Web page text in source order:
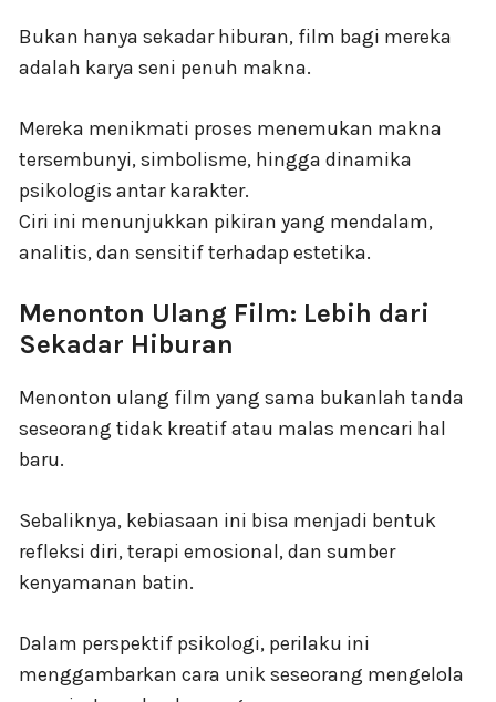
Bukan hanya sekadar hiburan, film bagi mereka
adalah karya seni penuh makna.
Mereka menikmati proses menemukan makna
tersembunyi, simbolisme, hingga dinamika
psikologis antar karakter.
Ciri ini menunjukkan pikiran yang mendalam,
analitis, dan sensitif terhadap estetika.
Menonton Ulang Film: Lebih dari
Sekadar Hiburan
Menonton ulang film yang sama bukanlah tanda
seseorang tidak kreatif atau malas mencari hal
baru.
Sebaliknya, kebiasaan ini bisa menjadi bentuk
refleksi diri, terapi emosional, dan sumber
kenyamanan batin.
Dalam perspektif psikologi, perilaku ini
menggambarkan cara unik seseorang mengelola